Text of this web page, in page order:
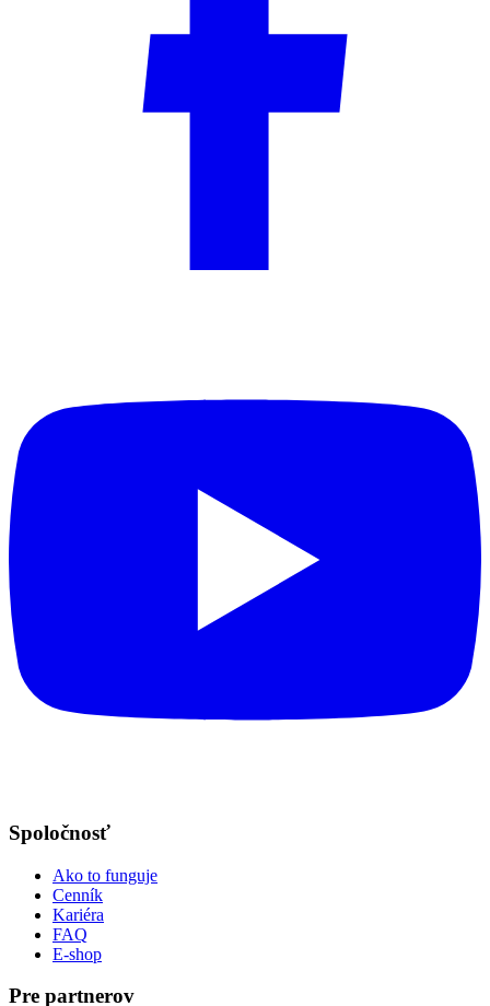
Spoločnosť
Ako to funguje
Cenník
Kariéra
FAQ
E-shop
Pre partnerov